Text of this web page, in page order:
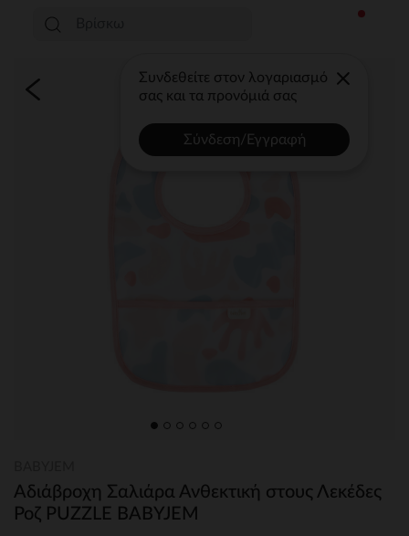
Συνδεθείτε στον λογαριασμό
σας και τα προνόμιά σας
Σύνδεση/Εγγραφή
Αδιάβροχη Σαλιάρα Ανθεκτική στους Λεκέδες
Ροζ PUZZLE BABYJEM